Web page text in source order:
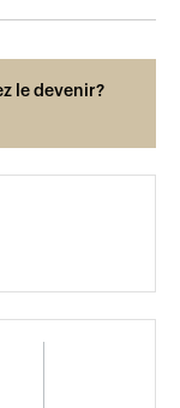
le devenir?